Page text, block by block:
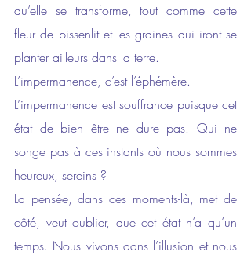
qu’elle se transforme, tout comme cette
fleur de pissenlit et les graines qui iront se
planter ailleurs dans la terre.
L’impermanence, c’est l’éphémère.
L’impermanence est souffrance puisque cet
état de bien être ne dure pas. Qui ne
songe pas à ces instants où nous sommes
heureux, sereins ?
La pensée, dans ces moments-là, met de
côté, veut oublier, que cet état n’a qu’un
temps. Nous vivons dans l’illusion et nous